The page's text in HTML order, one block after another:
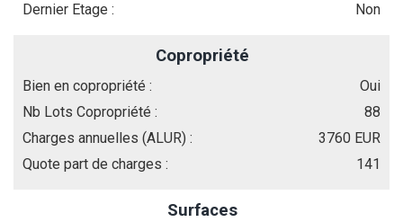
Dernier Etage :
Non
Copropriété
Bien en copropriété :
Oui
Nb Lots Copropriété :
88
Charges annuelles (ALUR) :
3760 EUR
Quote part de charges :
141
Surfaces